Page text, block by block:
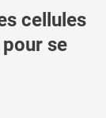
cellules
se